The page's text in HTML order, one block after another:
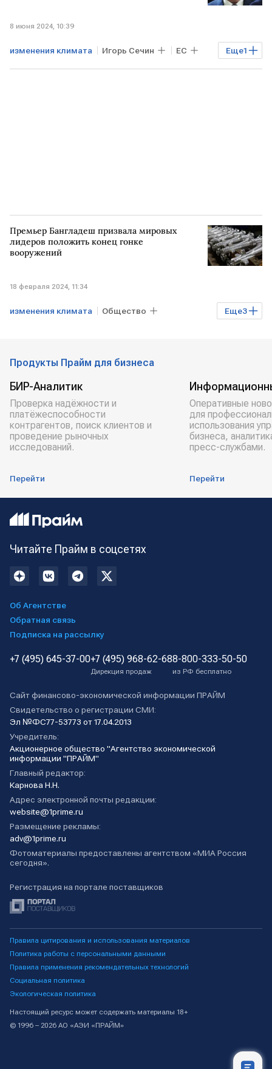
8 июня 2024, 10:39
Еще1
изменения климата Игорь Сечин ЕС
ПМЭФ-2024
Премьер Бангладеш призвала мировых
лидеров положить конец гонке
вооружений
18 февраля 2024, 11:34
Еще3
изменения климата Общество
Продукты Прайм для бизнеса
БИР-Аналитик
Проверка надёжности и
платёжеспособности
контрагентов, поиск клиентов и
проведение рыночных
исследований.
Перейти
Оперативные
для
использования
бизнеса,
пресс-службами.
Перейти
Читайте Прайм в соцсетях
Об Агентстве
Обратная связь
Подписка на рассылку
+7 (495) 645-37-00+7 (495) 968-62-68
Дирекция продаж
8-800-333-50-50
из РФ бесплатно
Сайт финансово-экономической информации ПРАЙМ
Свидетельство о регистрации СМИ:
Эл №ФС77-53773 от 17.04.2013
Учредитель:
Акционерное общество "Агентство экономической
информации "ПРАЙМ"
Главный редактор:
Карнова Н.Н.
Адрес электронной почты редакции:
website@1prime.ru
Размещение рекламы:
adv@1prime.ru
Фотоматериалы предоставлены агентством «МИА Россия
сегодня».
Регистрация на портале поставщиков
Правила цитирования и использования материалов
Политика работы с персональными данными
Правила применения рекомендательных технологий
Социальная политика
Экологическая политика
Настоящий ресурс может содержать материалы 18+
© 1996 – 2026 АО «АЭИ «ПРАЙМ»